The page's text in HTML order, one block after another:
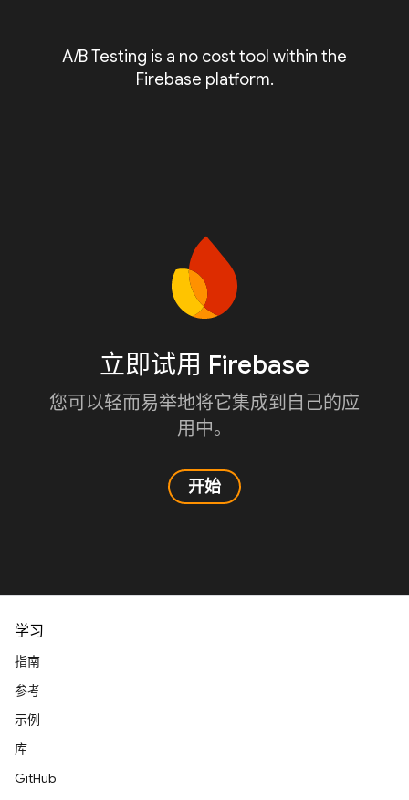
A/B Testing is a no cost tool within the
Firebase platform.
立即试用 Firebase
您可以轻而易举地将它集成到自己的应
用中。
开始
学习
指南
参考
示例
库
GitHub